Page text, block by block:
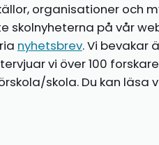
organisationer och
skolnyheterna på vår
nyhetsbrev. Vi bevakar
vi över 100
skola. Du kan läsa